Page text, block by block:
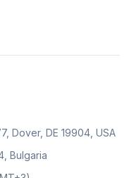
Dover, DE 19904, USA
Bulgaria